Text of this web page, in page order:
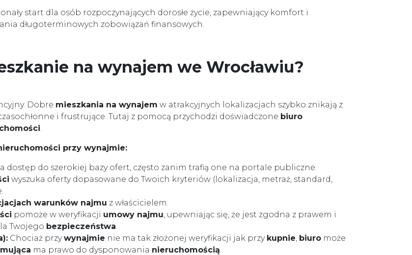
start dla osób rozpoczynających dorosłe życie, zapewniający komfort i
długoterminowych zobowiązań finansowych.
na wynajem we Wrocławiu?
Dobre mieszkania na wynajem w atrakcyjnych lokalizacjach szybko znikają z
i frustrujące. Tutaj z pomocą przychodzi doświadczone biuro
.
przy wynajmie:
dostęp do szerokiej bazy ofert, często zanim trafią one na portale publiczne.
wyszuka oferty dopasowane do Twoich kryteriów (lokalizacja, metraż, standard,
warunków najmu z właścicielem.
pomoże w weryfikacji umowy najmu, upewniając się, że jest zgodna z prawem i
Twojego bezpieczeństwa.
Chociaż przywynajmie nie ma tak złożonej weryfikacji jak przy kupnie, biuro może
ma prawo do dysponowania nieruchomością.